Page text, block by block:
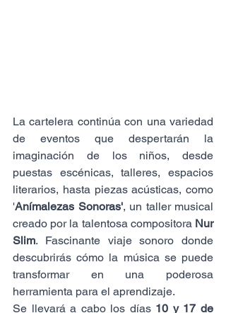
La cartelera continúa con una variedad
de eventos que despertarán la
imaginación de los niños, desde
puestas escénicas, talleres, espacios
literarios, hasta piezas acústicas, como
'Anímalezas Sonoras', un taller musical
creado por la talentosa compositora Nur
Slim. Fascinante viaje sonoro donde
descubrirás cómo la música se puede
transformar en una poderosa
herramienta para el aprendizaje.
Se llevará a cabo los días 10 y 17 de